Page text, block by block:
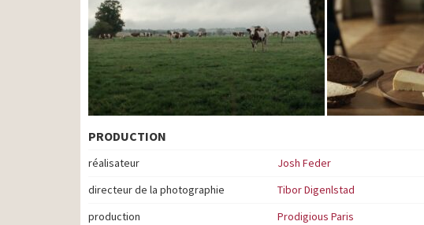
PRODUCTION
réalisateur
Josh Feder
directeur de la photographie
Tibor Digenlstad
production
Prodigious Paris